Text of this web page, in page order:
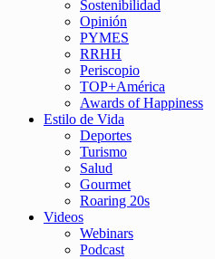
Sostenibilidad
Opinión
PYMES
RRHH
Periscopio
TOP+América
Awards of Happiness
Estilo de Vida
Deportes
Turismo
Salud
Gourmet
Roaring 20s
Videos
Webinars
Podcast